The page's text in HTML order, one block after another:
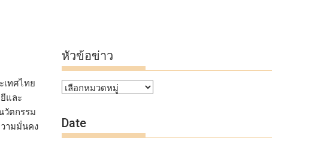
เทศไทย
และ
วัตกรรม
ามมั่นคง
หัวข้อข่าว
หัวข้อ
Date